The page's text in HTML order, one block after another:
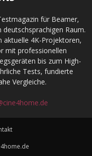
für Beamer,
Raum.
aktuelle 4K-Projektoren,
mit professionellen
bis zum High-
Tests, fundierte
Vergleiche.